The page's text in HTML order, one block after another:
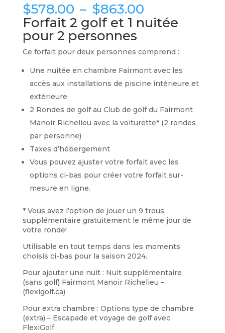
$578.00 – $863.00Plage
de
prix :
à
$863.00
Forfait 2 golf et 1 nuitée
pour 2 personnes
Ce forfait pour deux personnes comprend :
Une nuitée en chambre Fairmont avec les
accès aux installations de piscine intérieure et
extérieure
2 Rondes de golf au Club de golf du Fairmont
Manoir Richelieu avec la voiturette* (2 rondes
par personne)
Taxes d’hébergement
Vous pouvez ajuster votre forfait avec les
options ci-bas pour créer votre forfait sur-
mesure en ligne.
* Vous avez l’option de jouer un 9 trous
supplémentaire gratuitement le même jour de
votre ronde!
Utilisable en tout temps dans les moments
choisis ci-bas pour la saison 2024.
Pour ajouter une nuit : Nuit supplémentaire
(sans golf) Fairmont Manoir Richelieu –
(flexigolf.ca)
Pour extra chambre : Options type de chambre
(extra) – Escapade et voyage de golf avec
FlexiGolf